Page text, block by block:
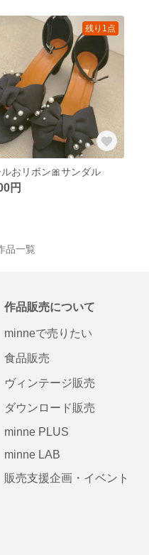
残り1点
おリボン🎀サンダル
円
品一覧
作品販売について
minneで売りたい
食品販売
ヴィンテージ販売
ダウンロード販売
minne PLUS
minne LAB
販売支援企画・イベント